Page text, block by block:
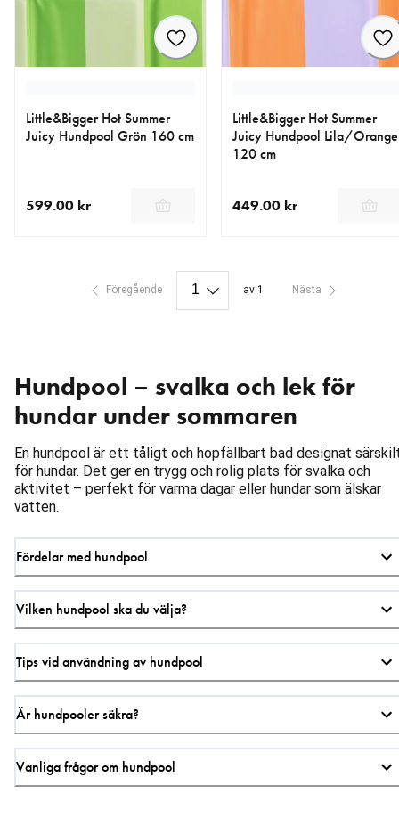
Little&Bigger Hot Summer
Juicy Hundpool Grön 160 cm
599.00 kr
Little&Bigger Hot Summer
Juicy Hundpool Lila/Orange
120 cm
449.00 kr
Föregående av 1 Nästa
Hundpool – svalka och lek för
hundar under sommaren
En hundpool är ett tåligt och hopfällbart bad designat
för hundar. Det ger en trygg och rolig plats för svalka och
aktivitet – perfekt för varma dagar eller hundar som älskar
vatten.
Fördelar med hundpool
Vilken hundpool ska du välja?
Tips vid användning av hundpool
Är hundpooler säkra?
Vanliga frågor om hundpool